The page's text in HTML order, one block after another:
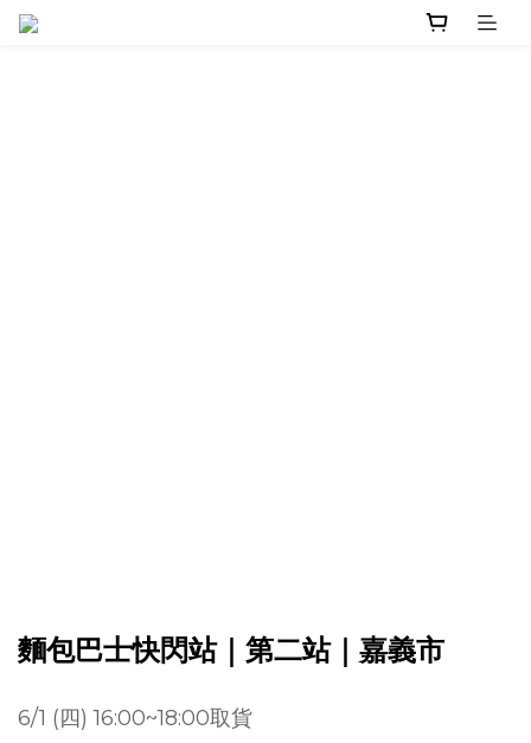
麵包巴士快閃站｜第二站｜嘉義市
6/1 (四) 16:00~18:00取貨